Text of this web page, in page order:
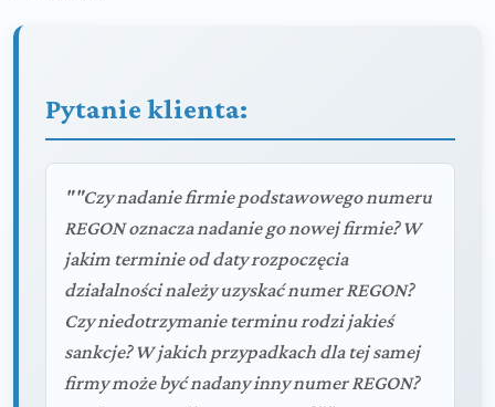
Pytanie klienta:
""Czy nadanie firmie podstawowego numeru
REGON oznacza nadanie go nowej firmie? W
jakim terminie od daty rozpoczęcia
działalności należy uzyskać numer REGON?
Czy niedotrzymanie terminu rodzi jakieś
sankcje? W jakich przypadkach dla tej samej
firmy może być nadany inny numer REGON?